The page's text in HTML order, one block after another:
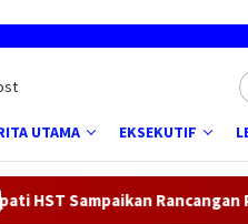
UTAMA EKSEKUTIF
Rancangan Perubahan